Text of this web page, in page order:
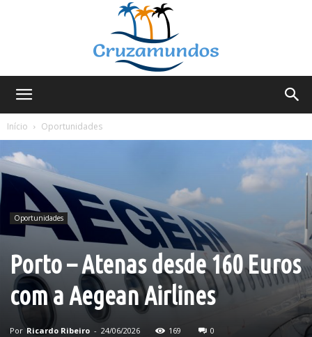
Início
Oportunidades
Oportunidades
Porto – Atenas desde 160 Euros
com a Aegean Airlines
Por Ricardo Ribeiro - 24/06/2026 169 0